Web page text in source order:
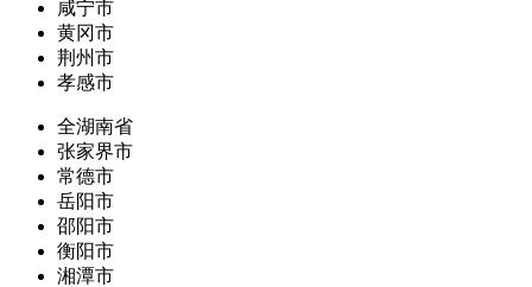
咸宁市
黄冈市
荆州市
孝感市
全湖南省
张家界市
常德市
岳阳市
邵阳市
衡阳市
湘潭市